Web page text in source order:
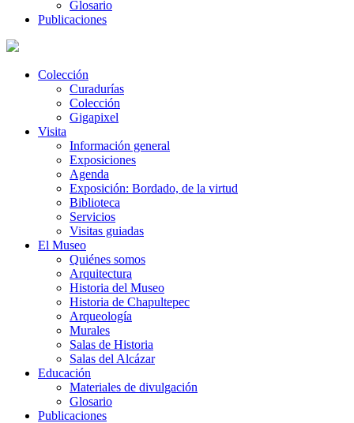
Glosario
Publicaciones
Colección
Curadurías
Colección
Gigapixel
Visita
Información general
Exposiciones
Agenda
Exposición: Bordado, de la virtud
Biblioteca
Servicios
Visitas guiadas
El Museo
Quiénes somos
Arquitectura
Historia del Museo
Historia de Chapultepec
Arqueología
Murales
Salas de Historia
Salas del Alcázar
Educación
Materiales de divulgación
Glosario
Publicaciones